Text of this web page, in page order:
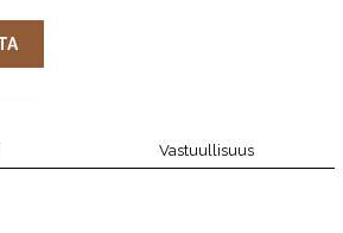
Vastuullisuus